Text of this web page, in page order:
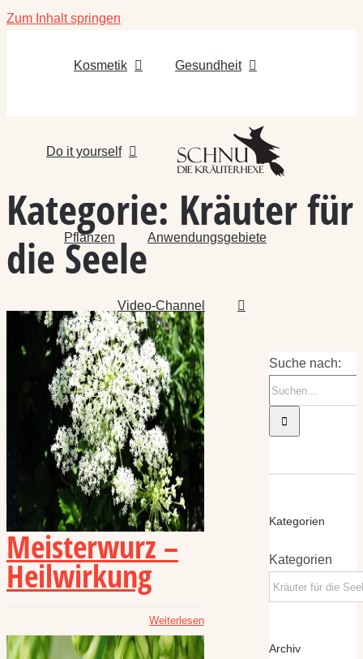
Zum Inhalt springen
Kosmetik Gesundheit
Do it yourself
Pflanzen Anwendungsgebiete
Video-Channel
Kategorie: Kräuter für
die Seele
Meisterwurz –
Heilwirkung
Weiterlesen
Suche nach:
Kategorien
Kategorien
Archiv